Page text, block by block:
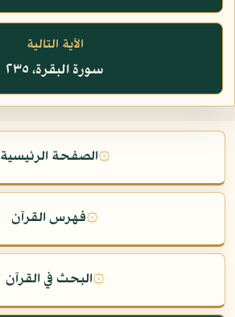
الآية التالية
سورة البقرة، ٢٣٥
۞الصفحة الرئيسية
۞فهرس القرآن
۞البحث في القرآن